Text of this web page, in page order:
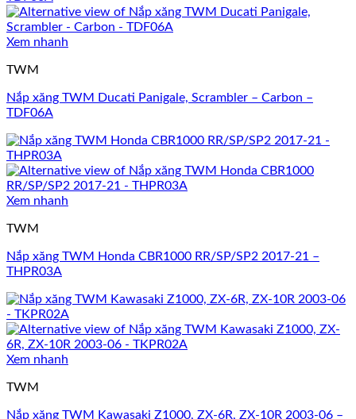
Xem nhanh
TWM
Nắp xăng TWM Ducati Panigale, Scrambler – Carbon –
TDF06A
Xem nhanh
TWM
Nắp xăng TWM Honda CBR1000 RR/SP/SP2 2017-21 –
THPR03A
Xem nhanh
TWM
Nắp xăng TWM Kawasaki Z1000, ZX-6R, ZX-10R 2003-06 –